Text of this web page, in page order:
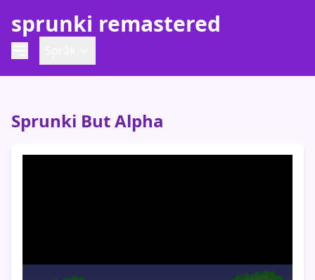
sprunki remastered
Sprunki But Alpha